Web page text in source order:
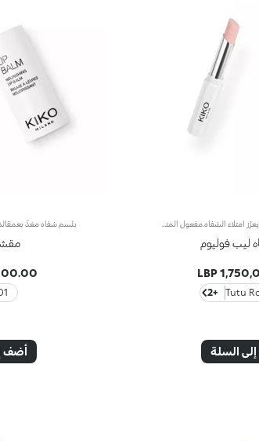
ليب فوليوم
+2
السلة
LBP
أضف